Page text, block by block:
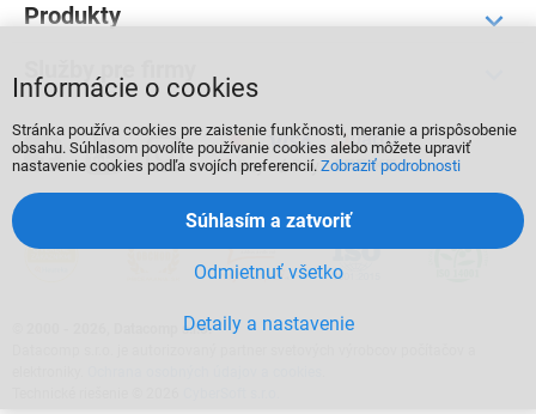
Produkty
Služby pre firmy
  
2000 - 2026, Datacomp s.r.o.
Informácie o cookies
Stránka používa cookies pre zaistenie funkčnosti, meranie a prispôsobenie
obsahu. Súhlasom povolíte používanie cookies alebo môžete upraviť
nastavenie cookies podľa svojích preferencií. Zobraziť podrobnosti
Detaily a nastavenie
Odmietnuť všetko
Súhlasím a zatvoriť